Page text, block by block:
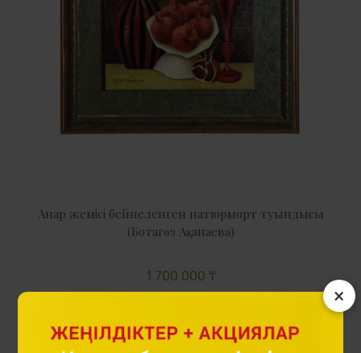
×
Анар жемісі бейнеленген натюрморт туындысы
(Ботагөз Ақанаева)
1 700 000 ₸